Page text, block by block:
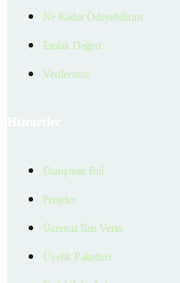
Ne Kadar Ödeyebilirim
Emlak Değeri
Verilerimiz
Danışman Bul
Projeler
Ücretsiz İlan Verin
Üyelik Paketleri